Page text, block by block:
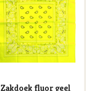
Zakdoek fluor geel